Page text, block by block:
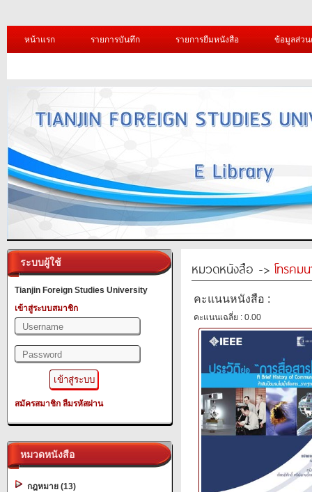
หน้าแรก รายการบันทึก รายการยืมหนังสือ ข้อมูลส่ว
ระบบผู้ใช้
Tianjin Foreign Studies University
เข้าสู่ระบบสมาชิก
สมัครสมาชิก ลืมรหัสผ่าน
หมวดหนังสือ
กฎหมาย (13)
หมวดหนังสือ -> โทรคม
คะแนนหนังสือ :
คะแนนเฉลี่ย : 0.00